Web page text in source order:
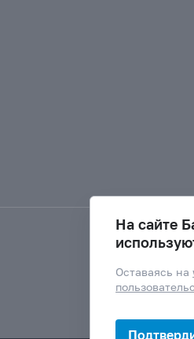
На сайте
Оставаясь на